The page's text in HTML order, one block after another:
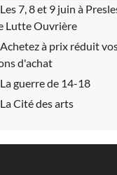
Les 7, 8 et 9 juin à
Lutte Ouvrière
Achetez à prix réduit
d'achat
La guerre de 14-18
La Cité des arts